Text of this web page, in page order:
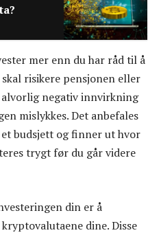
mer enn du har råd til å
risikere pensjonen eller
negativ innvirkning
mislykkes. Det anbefales
budsjett og finner ut hvor
trygt før du går videre
din er å
dine. Disse